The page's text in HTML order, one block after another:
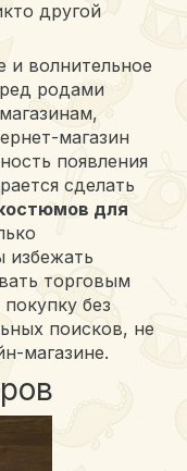
другой
волнительное
родами
магазин
появления
сделать
для
избежать
торговым
без
поисков, не
магазине.